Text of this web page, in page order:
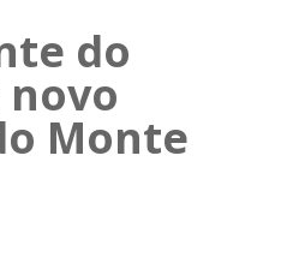
do
novo
Monte